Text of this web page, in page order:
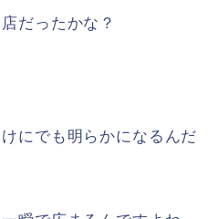
だったかな？
にでも明らかになるんだ